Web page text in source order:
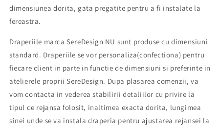
dimensiunea dorita, gata pregatite pentru a fi instalate la
fereastra.
Draperiile marca SereDesign NU sunt produse cu dimensiuni
standard. Draperiile se vor personaliza(confectiona) pentru
fiecare client in parte in functie de dimensiuni si preferinte in
atelierele proprii SereDesign. Dupa plasarea comenzii, va
vom contacta in vederea stabilirii detaliilor cu privire la
tipul de rejansa folosit, inaltimea exacta dorita, lungimea
sinei unde se va instala draperia pentru ajustarea rejansei la